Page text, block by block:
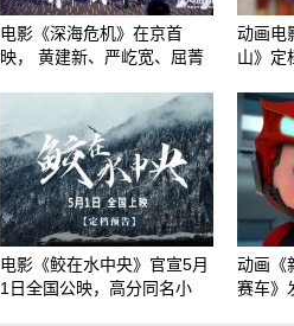
电影《深海危机》在京首
映， 黄建新、严屹宽、屈菁
动画电
山》定
电影《鲛在水中央》官宣5月
1日全国公映，高分同名小
动画《
赛车》